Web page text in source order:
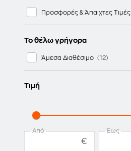
Προσφορές & Άπαιχτες Τιμές
Το θέλω γρήγορα
Άμεσα Διαθέσιμο
Τιμή
Από
€
Έως